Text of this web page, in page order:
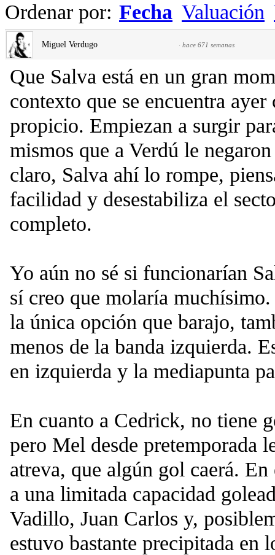
Ordenar por: Fecha Valuación
Miguel Verdugo · hace 671 semanas
Que Salva está en un gran
contexto que se encuentra
propicio. Empiezan a surgir
mismos que a Verdú le
claro, Salva ahí lo rompe,
facilidad y desestabiliza el
completo.
Yo aún no sé si funcionarían
sí creo que molaría
la única opción que barajo,
menos de la banda izquierda.
en izquierda y la mediapunta
En cuanto a Cedrick, no tiene
pero Mel desde pretemporada
atreva, que algún gol caerá. En
a una limitada capacidad
Vadillo, Juan Carlos y,
estuvo bastante precipitada en